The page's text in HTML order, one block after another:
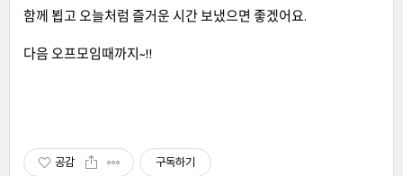
함께 뵙고 오늘처럼 즐거운 시간 보냈으면 좋겠어요.
다음 오프모임때까지~!!
공감 구독하기